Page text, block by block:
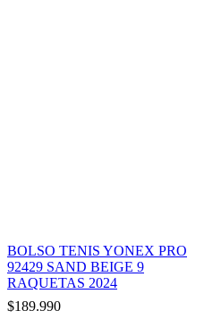
BOLSO TENIS YONEX PRO
92429 SAND BEIGE 9
RAQUETAS 2024
$189.990